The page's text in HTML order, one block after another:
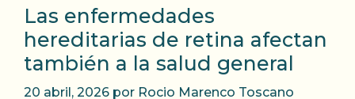
Las enfermedades
hereditarias de retina afectan
también a la salud general
20 abril, 2026 por Rocio Marenco Toscano